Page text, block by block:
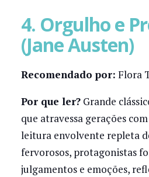
4. Orgulho e
(Jane Austen)
Recomendado por: Flora
Por que ler?Grande
que atravessa gerações
leitura envolvente repleta
fervorosos, protagonistas
julgamentos e emoções,